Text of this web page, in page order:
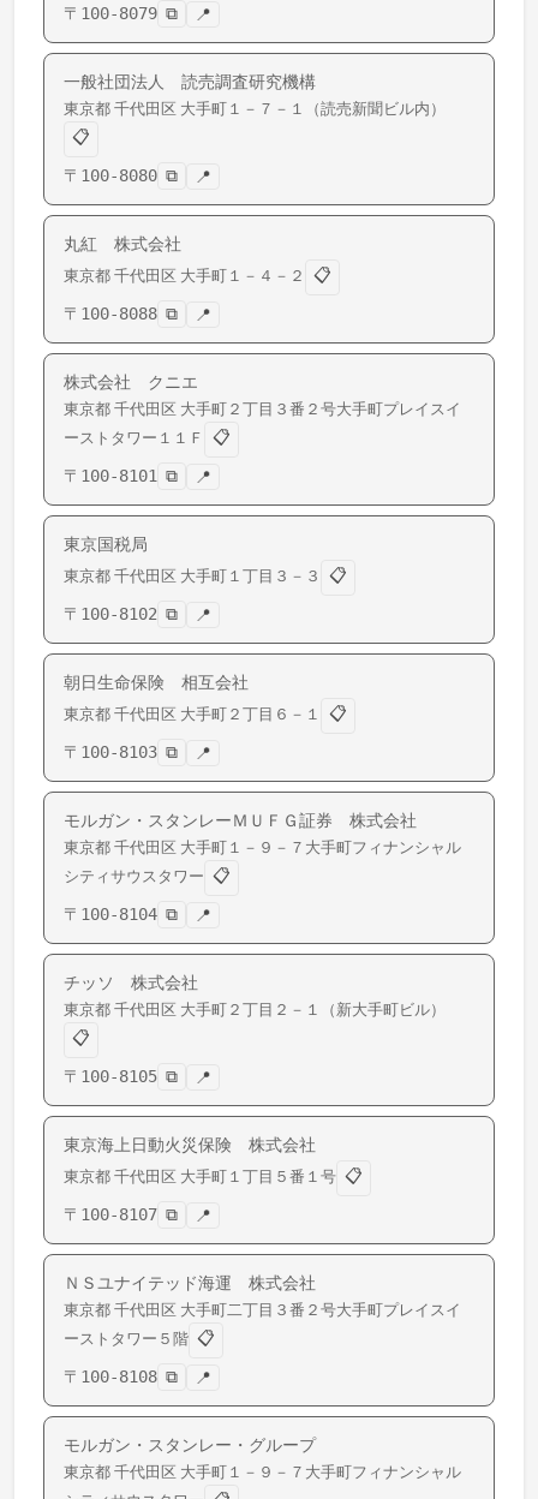
〒 100-8079 ⧉ 📍
一般社団法人 読売調査研究機構
東京都 千代田区 大手町 １－７－１（読売新聞ビル内）
📋
〒 100-8080 ⧉ 📍
丸紅 株式会社
東京都 千代田区 大手町 １－４－２
📋
〒 100-8088 ⧉ 📍
株式会社 クニエ
東京都 千代田区 大手町 ２丁目３番２号大手町プレイスイ
ーストタワー１１Ｆ
📋
〒 100-8101 ⧉ 📍
東京国税局
東京都 千代田区 大手町 １丁目３－３
📋
〒 100-8102 ⧉ 📍
朝日生命保険 相互会社
東京都 千代田区 大手町 ２丁目６－１
📋
〒 100-8103 ⧉ 📍
モルガン・スタンレーＭＵＦＧ証券 株式会社
東京都 千代田区 大手町 １－９－７大手町フィナンシャル
シティサウスタワー 📋
〒 100-8104 ⧉ 📍
チッソ 株式会社
東京都 千代田区 大手町 ２丁目２－１（新大手町ビル）
📋
〒 100-8105 ⧉ 📍
東京海上日動火災保険 株式会社
東京都 千代田区 大手町 １丁目５番１号 📋
〒 100-8107 ⧉ 📍
ＮＳユナイテッド海運 株式会社
東京都 千代田区 大手町二丁目３番２号大手町プレイスイ
ーストタワー５階 📋
〒 100-8108 ⧉ 📍
モルガン・スタンレー・グループ
東京都 千代田区 大手町 １－９－７大手町フィナンシャル